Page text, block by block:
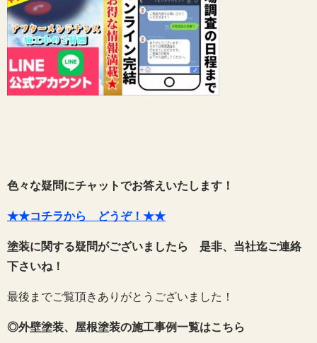
色々な疑問にチャットでお答えいたします！
★★コチラから どうぞ！★★
塗装に関する疑問がございましたら 是非、当社迄ご連絡
下さいね！
最後までご覧頂きありがとうございました！
◎外壁塗装、屋根塗装の施工事例一覧はこちら